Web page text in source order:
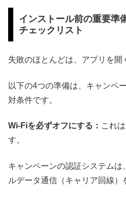
インストール前の重要準
チェックリスト
失敗のほとんどは、アプリを開
以下の4つの準備は、キャンペ
対条件です。
Wi-Fiを必ずオフにする： これ
す。
キャンペーンの認証システムは
ルデータ通信（キャリア回線）